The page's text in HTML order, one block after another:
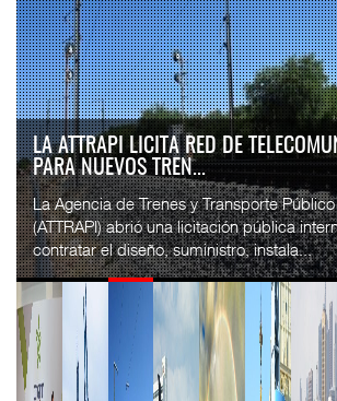
LA ATTRAPI LICITA RED DE
PARA NUEVOS TREN...
La Agencia de Trenes y Transporte
(ATTRAPI) abrió una licitación pública
contratar el diseño, suministro, instala...